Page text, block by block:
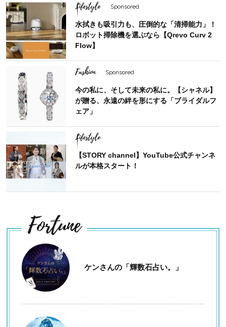
Lifestyle Sponsored
水拭きも吸引力も、圧倒的な「清掃能力」！
ロボット掃除機を選ぶなら【Qrevo Curv 2
Flow】
Fashion Sponsored
今の私に、そして未来の私に。【シャネル】
が贈る、永遠の絆を形にする「ブライダルフ
ェア」
Lifestyle
【STORY channel】YouTube公式チャンネ
ルが本格スタート！
Fortune
ケンさんの「輝数石占い。」